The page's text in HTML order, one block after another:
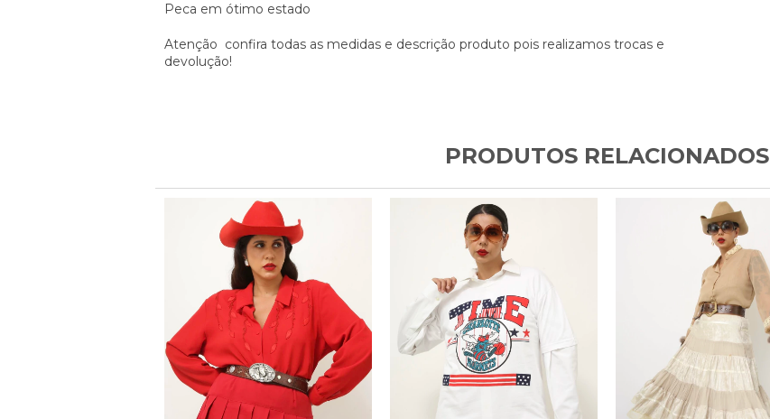
Peca em ótimo estado
Atenção confira todas as medidas e descrição produto pois realizamos trocas e
devolução!
PRODUTOS RELACIONADOS